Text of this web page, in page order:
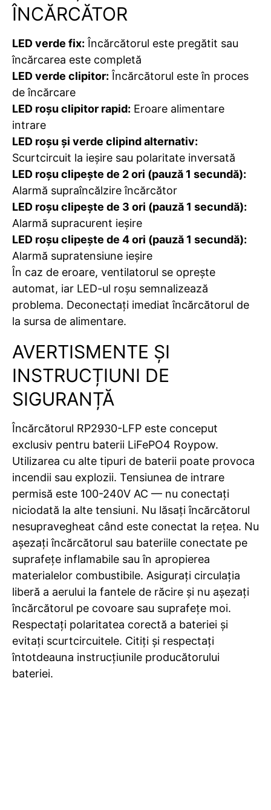
ÎNCĂRCĂTOR
LED verde fix: Încărcătorul este pregătit sau
încărcarea este completă
LED verde clipitor: Încărcătorul este în proces
de încărcare
LED roșu clipitor rapid: Eroare alimentare
intrare
LED roșu și verde clipind alternativ:
Scurtcircuit la ieșire sau polaritate inversată
LED roșu clipește de 2 ori (pauză 1 secundă):
Alarmă supraîncălzire încărcător
LED roșu clipește de 3 ori (pauză 1 secundă):
Alarmă supracurent ieșire
LED roșu clipește de 4 ori (pauză 1 secundă):
Alarmă supratensiune ieșire
În caz de eroare, ventilatorul se oprește
automat, iar LED-ul roșu semnalizează
problema. Deconectați imediat încărcătorul de
la sursa de alimentare.
AVERTISMENTE ȘI
INSTRUCȚIUNI DE
SIGURANȚĂ
Încărcătorul RP2930-LFP este conceput
exclusiv pentru baterii LiFePO4 Roypow.
Utilizarea cu alte tipuri de baterii poate provoca
incendii sau explozii. Tensiunea de intrare
permisă este 100-240V AC — nu conectați
niciodată la alte tensiuni. Nu lăsați încărcătorul
nesupravegheat când este conectat la rețea. Nu
așezați încărcătorul sau bateriile conectate pe
suprafețe inflamabile sau în apropierea
materialelor combustibile. Asigurați circulația
liberă a aerului la fantele de răcire și nu așezați
încărcătorul pe covoare sau suprafețe moi.
Respectați polaritatea corectă a bateriei și
evitați scurtcircuitele. Citiți și respectați
întotdeauna instrucțiunile producătorului
bateriei.